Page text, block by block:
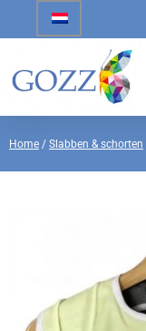
Home / Slabben & schorten